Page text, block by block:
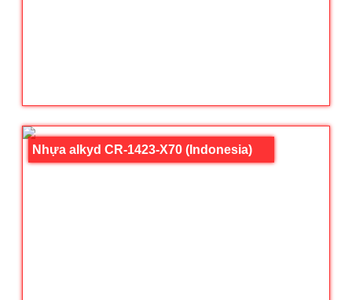
Nhựa alkyd CR-1423-X70 (Indonesia)